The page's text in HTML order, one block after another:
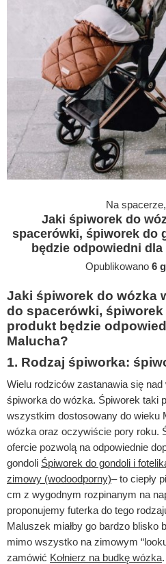
Na spacerze,
Jaki śpiworek do
spacerówki, śpiworek do
będzie odpowiedni
Opublikowano 6
Jaki śpiworek do wózka
do spacerówki,
produkt będzie
Malucha?
1. Rodzaj śpiworka:
Wielu rodziców zastanawia się
śpiworka do wózka. Śpiworek taki
wszystkim dostosowany do wieku
wózka oraz oczywiście pory roku.
ofercie pozwolą na odpowiednie
gondoli Śpiworek do gondoli i
zimowy (wodoodporny)– to ciepły
cm z wygodnym rozpinanym na
proponujemy futerka do tego
Maluszek miałby go bardzo blisko
mimo wszystko na zimowym
zamówić Kołnierz na budkę wózka